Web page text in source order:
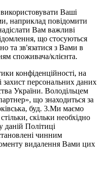
Ваші
наприклад повідомити
Вам важливі
що стосуються
та зв'язатися з Вами в
споживача/клієнта.
конфіденційності, на
захист персональних даних
України. Володільцем
що знаходиться за
буд. 3.Ми маємо
скільки необхідно
даній Політиці
чинним
видалення Вами цих